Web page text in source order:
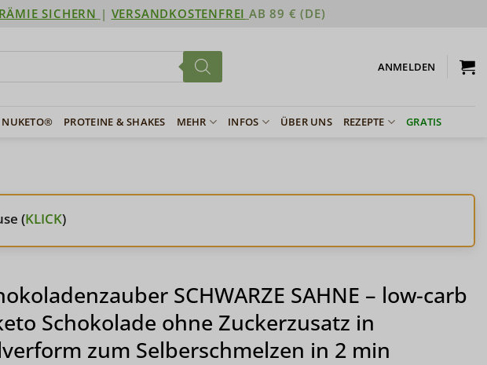
SICHERN | VERSANDKOSTENFREI AB 89 € (DE)
ANMELDEN
NUKETO® PROTEINE & SHAKES MEHR INFOS ÜBER UNS REZEPTE GRATIS
(KLICK)
SCHWARZE SAHNE – low-carb
Schokolade ohne Zuckerzusatz in
zum Selberschmelzen in 2 min